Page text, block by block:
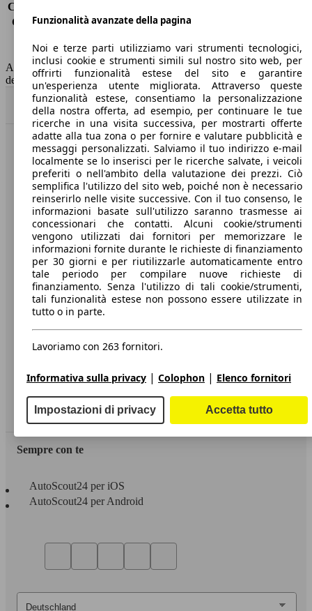
Consumo (extra-urbano)
Consumo (combinato)* 11.9 l/100km
Capacità del serbatoio
93 l
AutoScout24 non si assume alcuna responsabilità per la correttezza
dei dati.
Torna su
Benvenuti su AutoScout24, il mercato auto europeo.
Società
A proposito di AutoScout24
Stampa
Media
Condizioni generali
Informazioni
Area rivenditori
Sempre con te
AutoScout24 per iOS
AutoScout24 per Android
Funzionalità avanzate della pagina
Noi e terze parti utilizziamo vari strumenti tecnologici,
inclusi cookie e strumenti simili sul nostro sito web, per
offrirti funzionalità estese del sito e garantire
un'esperienza utente migliorata. Attraverso queste
funzionalità estese, consentiamo la personalizzazione
della nostra offerta, ad esempio, per continuare le tue
ricerche in una visita successiva, per mostrarti offerte
adatte alla tua zona o per fornire e valutare pubblicità e
messaggi personalizzati. Salviamo il tuo indirizzo e-mail
localmente se lo inserisci per le ricerche salvate, i veicoli
preferiti o nell'ambito della valutazione dei prezzi. Ciò
semplifica l'utilizzo del sito web, poiché non è necessario
reinserirlo nelle visite successive. Con il tuo consenso, le
informazioni basate sull'utilizzo saranno trasmesse ai
concessionari che contatti. Alcuni cookie/strumenti
vengono utilizzati dai fornitori per memorizzare le
informazioni fornite durante le richieste di finanziamento
per 30 giorni e per riutilizzarle automaticamente entro
tale periodo per compilare nuove richieste di
finanziamento. Senza l'utilizzo di tali cookie/strumenti,
tali funzionalità estese non possono essere utilizzate in
tutto o in parte.
Lavoriamo con 263 fornitori.
Informativa sulla privacy | Colophon | Elenco fornitori
Impostazioni di privacy Accetta tutto